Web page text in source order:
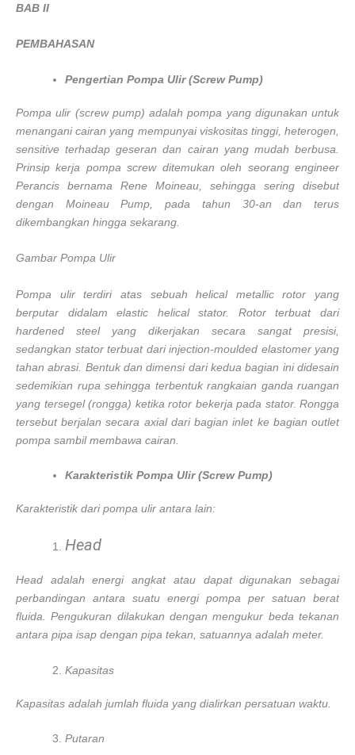
BAB II
PEMBAHASAN
Pengertian Pompa Ulir (Screw Pump)
Pompa ulir (screw pump) adalah pompa yang digunakan untuk
menangani cairan yang mempunyai viskositas tinggi, heterogen,
sensitive terhadap geseran dan cairan yang mudah berbusa.
Prinsip kerja pompa screw ditemukan oleh seorang engineer
Perancis bernama Rene Moineau, sehingga sering disebut
dengan Moineau Pump, pada tahun 30-an dan terus
dikembangkan hingga sekarang.
Gambar Pompa Ulir
Pompa ulir terdiri atas sebuah helical metallic rotor yang
berputar didalam elastic helical stator. Rotor terbuat dari
hardened steel yang dikerjakan secara sangat presisi,
sedangkan stator terbuat dari injection-moulded elastomer yang
tahan abrasi. Bentuk dan dimensi dari kedua bagian ini didesain
sedemikian rupa sehingga terbentuk rangkaian ganda ruangan
yang tersegel (rongga) ketika rotor bekerja pada stator. Rongga
tersebut berjalan secara axial dari bagian inlet ke bagian outlet
pompa sambil membawa cairan.
Karakteristik Pompa Ulir (Screw Pump)
Karakteristik dari pompa ulir antara lain:
Head
Head adalah energi angkat atau dapat digunakan sebagai
perbandingan antara suatu energi pompa per satuan berat
fluida. Pengukuran dilakukan dengan mengukur beda tekanan
antara pipa isap dengan pipa tekan, satuannya adalah meter.
Kapasitas
Kapasitas adalah jumlah fluida yang dialirkan persatuan waktu.
Putaran